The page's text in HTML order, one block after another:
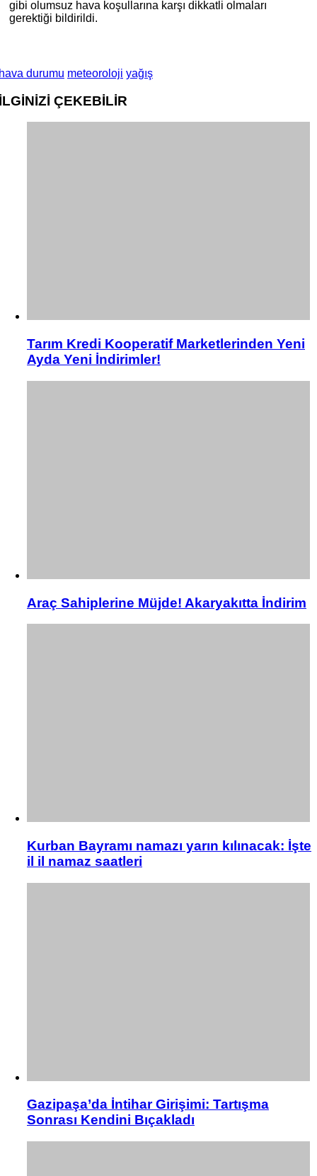
gibi olumsuz hava koşullarına karşı dikkatli olmaları
gerektiği bildirildi.
durumu meteoroloji yağış
ÇEKEBİLİR
Tarım Kredi Kooperatif Marketlerinden Yeni
Ayda Yeni İndirimler!
Araç Sahiplerine Müjde! Akaryakıtta İndirim
Kurban Bayramı namazı yarın kılınacak: İşte
il il namaz saatleri
Gazipaşa’da İntihar Girişimi: Tartışma
Sonrası Kendini Bıçakladı